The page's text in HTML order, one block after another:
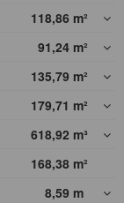
118,86 m²
91,24 m²
135,79 m²
179,71 m²
618,92 m³
168,38 m²
8,59 m